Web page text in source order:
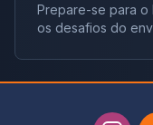
Prepare-se para o
os desafios do
impacto no